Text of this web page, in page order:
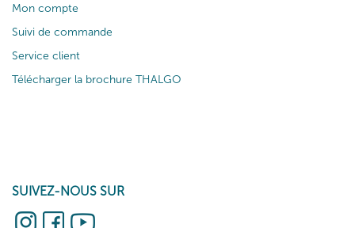
Mon compte
Suivi de commande
Service client
Télécharger la brochure THALGO
SUIVEZ-NOUS SUR